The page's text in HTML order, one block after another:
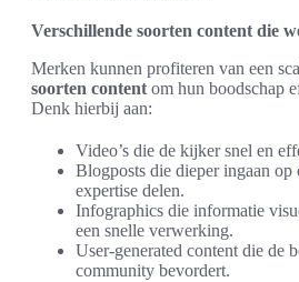
Verschillende soorten content die
Merken kunnen profiteren van een
soorten content om hun boodschap
Denk hierbij aan:
Video’s die de kijker snel en
Blogposts die dieper ingaan op
expertise delen.
Infographics die informatie
een snelle verwerking.
User-generated content die de
community bevordert.